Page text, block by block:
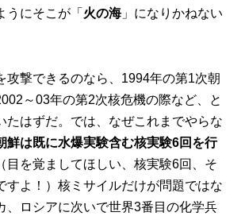
うにそこが「 火の海」になりかねない
攻撃できるのなら、1994年の第1次朝
～03年の第2次核危機の際など、と
たはずだ。では、なぜこれまでやらな
鮮は既に水爆実験含む核実験6回を行
目を覚ましてほしい、核実験6回、そ
すよ！）核ミサイルだけが問題ではな
、ロシアに次いで世界3番目の化学兵